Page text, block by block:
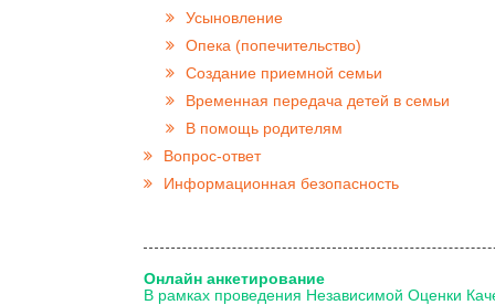
Усыновление
Опека (попечительство)
Создание приемной семьи
Временная передача детей в семьи
В помощь родителям
Вопрос-ответ
Информационная безопасность
Онлайн анкетирование
В рамках проведения Независимой Оценки